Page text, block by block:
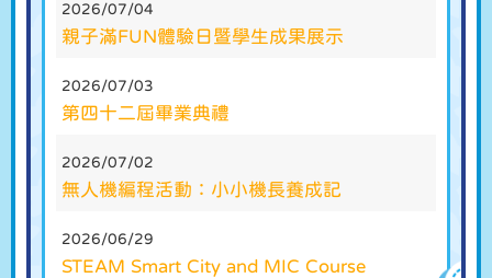
2026/07/04
親子滿FUN體驗日暨學生成果展示
2026/07/03
第四十二屆畢業典禮
2026/07/02
無人機編程活動：小小機長養成記
2026/06/29
STEAM Smart City and MIC Course